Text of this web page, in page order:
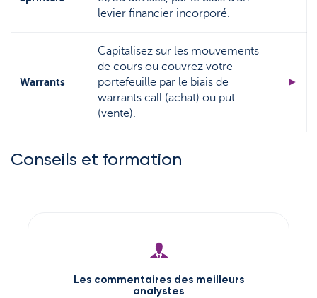
levier financier incorporé.
Warrants
Capitalisez sur les mouvements
de cours ou couvrez votre
portefeuille par le biais de
warrants call (achat) ou put
(vente).
►
Conseils et formation
Les commentaires des meilleurs
analystes